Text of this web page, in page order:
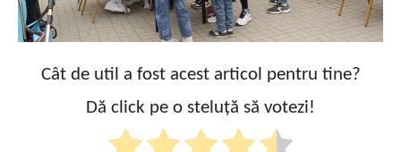
Cât de util a fost acest articol pentru tine?
Dă click pe o steluță să votezi!